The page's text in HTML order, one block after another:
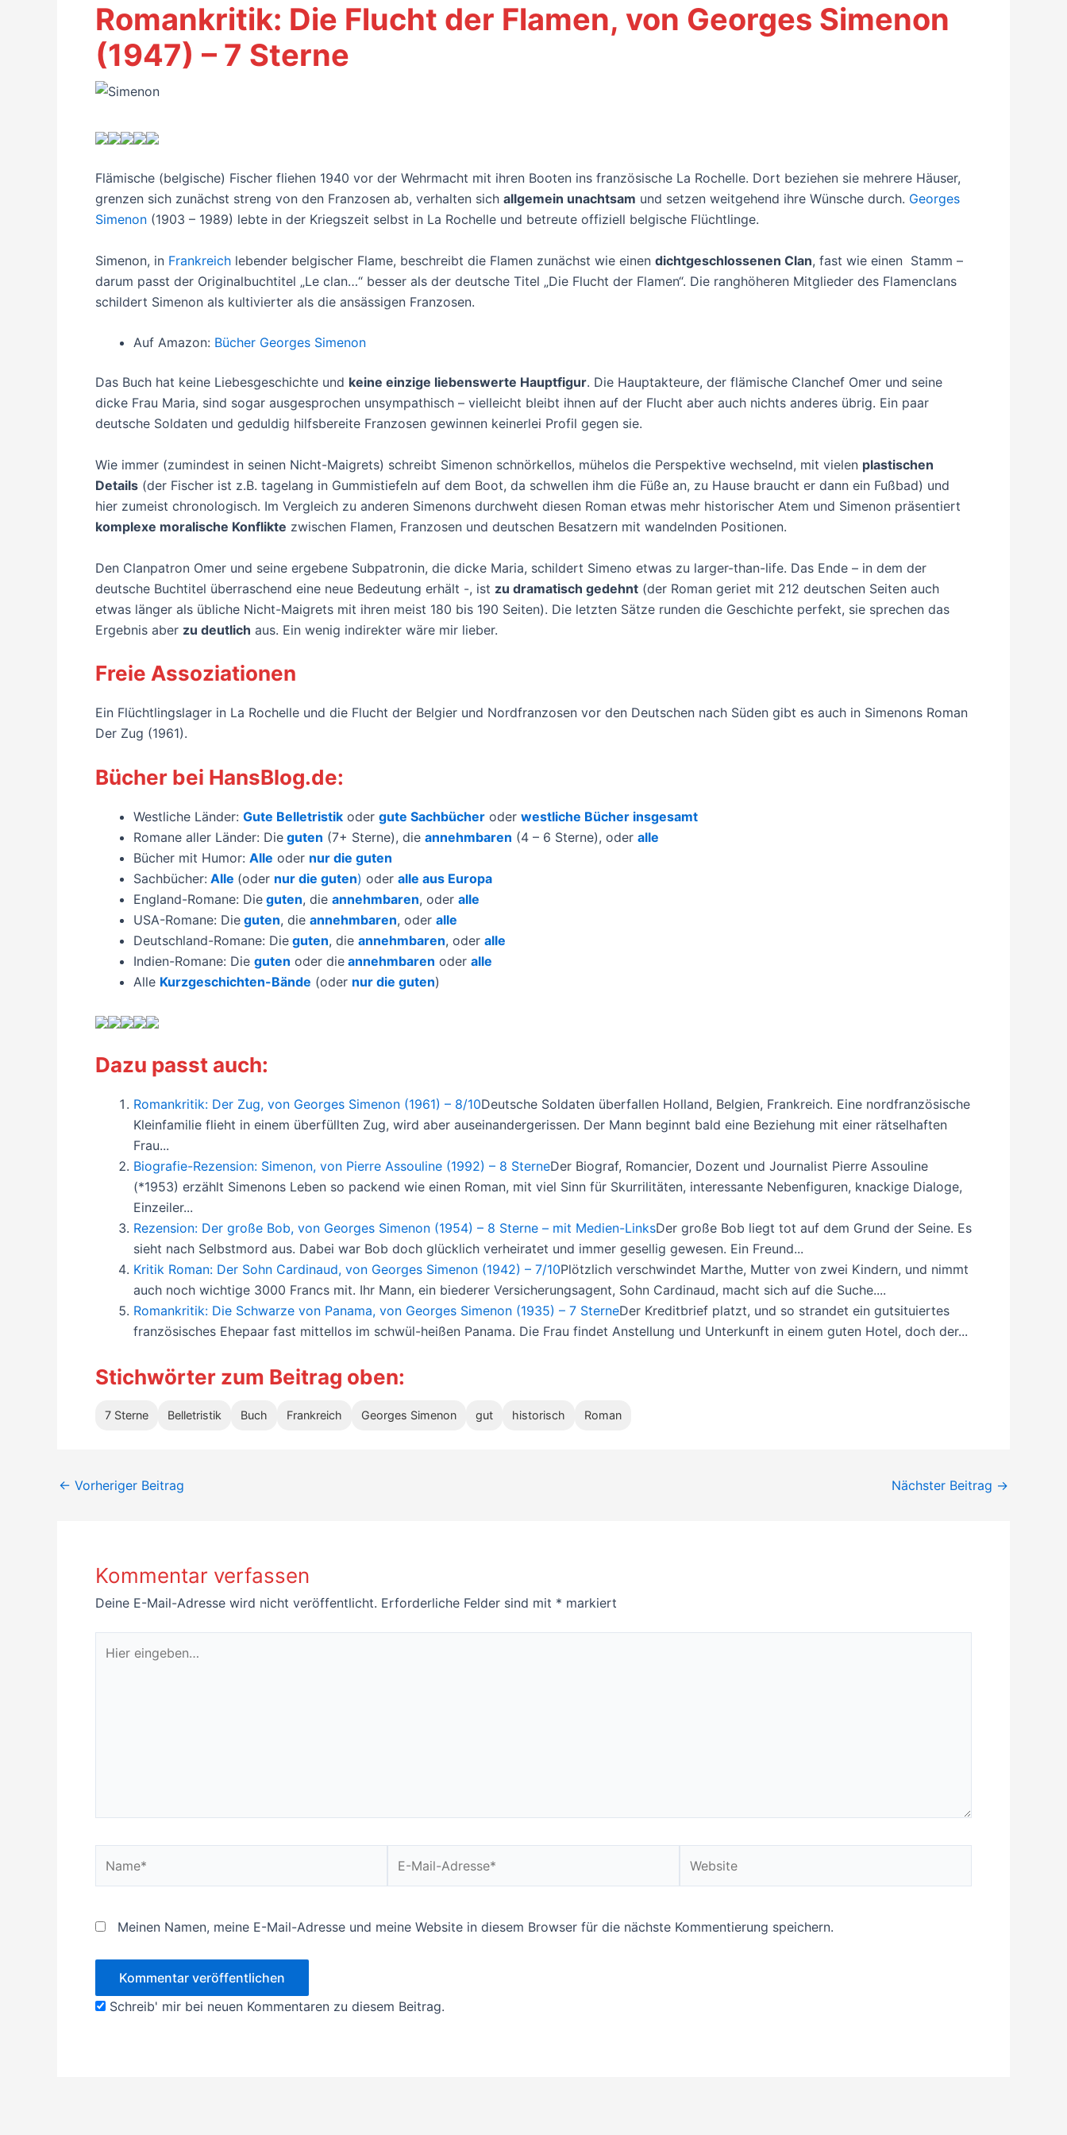
Romankritik: Die Flucht der Flamen, von Georges Simenon
(1947) – 7 Sterne
Flämische (belgische) Fischer fliehen 1940 vor der Wehrmacht mit ihren Booten ins französische La Rochelle. Dort beziehen sie mehrere Häuser,
grenzen sich zunächst streng von den Franzosen ab, verhalten sich allgemein unachtsam und setzen weitgehend ihre Wünsche durch. Georges
Simenon (1903 – 1989) lebte in der Kriegszeit selbst in La Rochelle und betreute offiziell belgische Flüchtlinge.
Simenon, in Frankreich lebender belgischer Flame, beschreibt die Flamen zunächst wie einen dichtgeschlossenen Clan, fast wie einen Stamm –
darum passt der Originalbuchtitel „Le clan…“ besser als der deutsche Titel „Die Flucht der Flamen“. Die ranghöheren Mitglieder des Flamenclans
schildert Simenon als kultivierter als die ansässigen Franzosen.
Auf Amazon: Bücher Georges Simenon
Das Buch hat keine Liebesgeschichte und keine einzige liebenswerte Hauptfigur. Die Hauptakteure, der flämische Clanchef Omer und seine
dicke Frau Maria, sind sogar ausgesprochen unsympathisch – vielleicht bleibt ihnen auf der Flucht aber auch nichts anderes übrig. Ein paar
deutsche Soldaten und geduldig hilfsbereite Franzosen gewinnen keinerlei Profil gegen sie.
Wie immer (zumindest in seinen Nicht-Maigrets) schreibt Simenon schnörkellos, mühelos die Perspektive wechselnd, mit vielen plastischen
Details (der Fischer ist z.B. tagelang in Gummistiefeln auf dem Boot, da schwellen ihm die Füße an, zu Hause braucht er dann ein Fußbad) und
hier zumeist chronologisch. Im Vergleich zu anderen Simenons durchweht diesen Roman etwas mehr historischer Atem und Simenon präsentiert
komplexe moralische Konflikte zwischen Flamen, Franzosen und deutschen Besatzern mit wandelnden Positionen.
Den Clanpatron Omer und seine ergebene Subpatronin, die dicke Maria, schildert Simeno etwas zu larger-than-life. Das Ende – in dem der
deutsche Buchtitel überraschend eine neue Bedeutung erhält -, ist zu dramatisch gedehnt (der Roman geriet mit 212 deutschen Seiten auch
etwas länger als übliche Nicht-Maigrets mit ihren meist 180 bis 190 Seiten). Die letzten Sätze runden die Geschichte perfekt, sie sprechen das
Ergebnis aber zu deutlich aus. Ein wenig indirekter wäre mir lieber.
Freie Assoziationen
Ein Flüchtlingslager in La Rochelle und die Flucht der Belgier und Nordfranzosen vor den Deutschen nach Süden gibt es auch in Simenons Roman
Der Zug (1961).
Bücher bei HansBlog.de:
Westliche Länder: Gute Belletristik oder gute Sachbücher oder westliche Bücher insgesamt
Romane aller Länder: Die guten (7+ Sterne), die annehmbaren (4 – 6 Sterne), oder alle
Bücher mit Humor: Alle oder nur die guten
Sachbücher: Alle (oder nur die guten) oder alle aus Europa
England-Romane: Die guten, die annehmbaren, oder alle
USA-Romane: Die guten, die annehmbaren, oder alle
Deutschland-Romane: Die guten, die annehmbaren, oder alle
Indien-Romane: Die guten oder die annehmbaren oder alle
Alle Kurzgeschichten-Bände (oder nur die guten)
Dazu passt auch:
Romankritik: Der Zug, von Georges Simenon (1961) – 8/10Deutsche Soldaten überfallen Holland, Belgien, Frankreich. Eine nordfranzösische
Kleinfamilie flieht in einem überfüllten Zug, wird aber auseinandergerissen. Der Mann beginnt bald eine Beziehung mit einer rätselhaften
Frau...
Biografie-Rezension: Simenon, von Pierre Assouline (1992) – 8 SterneDer Biograf, Romancier, Dozent und Journalist Pierre Assouline
(*1953) erzählt Simenons Leben so packend wie einen Roman, mit viel Sinn für Skurrilitäten, interessante Nebenfiguren, knackige Dialoge,
Einzeiler...
Rezension: Der große Bob, von Georges Simenon (1954) – 8 Sterne – mit Medien-LinksDer große Bob liegt tot auf dem Grund der Seine. Es
sieht nach Selbstmord aus. Dabei war Bob doch glücklich verheiratet und immer gesellig gewesen. Ein Freund...
Kritik Roman: Der Sohn Cardinaud, von Georges Simenon (1942) – 7/10Plötzlich verschwindet Marthe, Mutter von zwei Kindern, und nimmt
auch noch wichtige 3000 Francs mit. Ihr Mann, ein biederer Versicherungsagent, Sohn Cardinaud, macht sich auf die Suche....
Romankritik: Die Schwarze von Panama, von Georges Simenon (1935) – 7 SterneDer Kreditbrief platzt, und so strandet ein gutsituiertes
französisches Ehepaar fast mittellos im schwül-heißen Panama. Die Frau findet Anstellung und Unterkunft in einem guten Hotel, doch der...
Stichwörter zum Beitrag oben:
7 Sterne Belletristik Buch Frankreich Georges Simenon gut historisch Roman
← Vorheriger Beitrag Nächster Beitrag →
Kommentar verfassen
Deine E-Mail-Adresse wird nicht veröffentlicht. Erforderliche Felder sind mit * markiert
eingeben…
Mail-
Meinen Namen, meine E-Mail-Adresse und meine Website in diesem Browser für die nächste Kommentierung speichern.
Schreib' mir bei neuen Kommentaren zu diesem Beitrag.